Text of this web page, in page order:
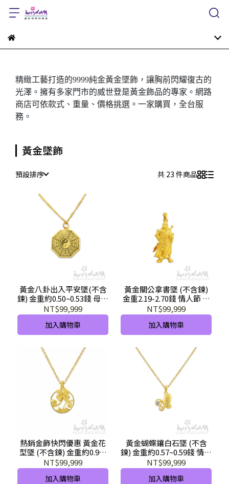
精緻工藝打造的9999純金黃金墜飾，讓胸前閃耀復古的
光澤。擁有多家門市的威世登是黃金飾品的專家。網路
商店可依款式、重量、價格挑選。一家購買，全台服
務。
黃金墜飾
預設排序 共 23 件商品
黃金八卦出入平安墜(不含
鍊) 金重約0.50~0.53錢 母親
節 情人節 黃金墜推薦
GD00262-1-GEX-GHX
NT$99,999
加入購物車
黃金關公拿書墜 (不含鍊)
金重2.19-2.70錢 情人節 成
年禮 男墜推薦 GD01219-
AGXX-GHX
NT$99,999
加入購物車
熱銷金飾快閃優惠 黃金花
型墜 (不含鍊) 金重約0.96-
薦 GD03149-HEX-GHX
NT$99,999
加入購物車
黃金蝴蝶鑲白石墜 (不含
鍊) 金重約0.57~0.59錢 情人
節 金飾推薦 GD03036-1-
GXX-GHX
NT$99,999
加入購物車